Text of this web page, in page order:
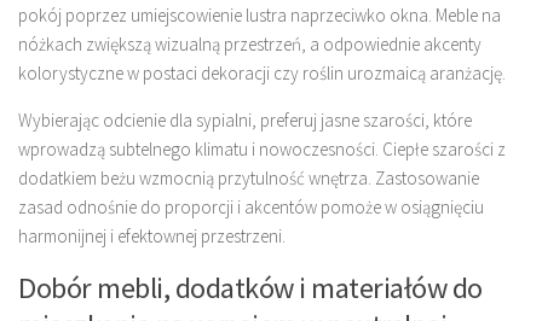
pokój poprzez umiejscowienie lustra naprzeciwko okna. Meble na
nóżkach zwiększą wizualną przestrzeń, a odpowiednie akcenty
kolorystyczne w postaci dekoracji czy roślin urozmaicą aranżację.
Wybierając odcienie dla sypialni, preferuj jasne szarości, które
wprowadzą subtelnego klimatu i nowoczesności. Ciepłe szarości z
dodatkiem beżu wzmocnią przytulność wnętrza. Zastosowanie
zasad odnośnie do proporcji i akcentów pomoże w osiągnięciu
harmonijnej i efektownej przestrzeni.
Dobór mebli, dodatków i materiałów do